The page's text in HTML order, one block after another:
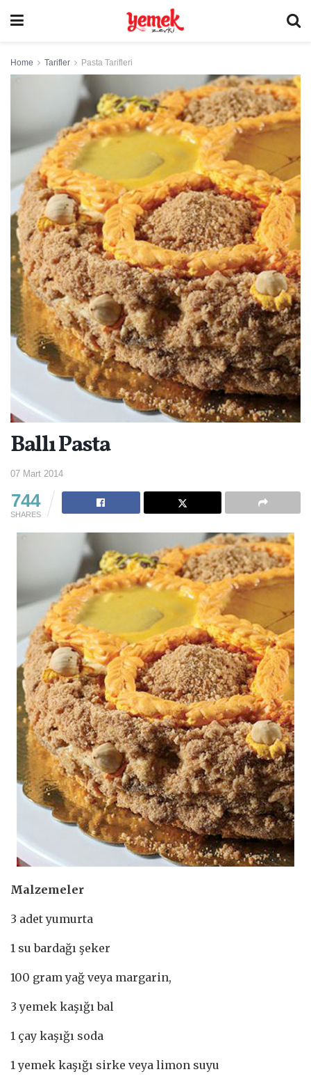
Home Tarifler Pasta Tarifleri
Ballı Pasta
07 Mart 2014
744
SHARES
Malzemeler
3 adet yumurta
1 su bardağı şeker
100 gram yağ veya margarin,
3 yemek kaşığı bal
1 çay kaşığı soda
1 yemek kaşığı sirke veya limon suyu